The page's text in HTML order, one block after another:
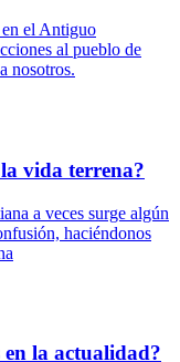
en el Antiguo
al pueblo de
nosotros.
la vida terrena?
a veces surge algún
haciéndonos
en la actualidad?